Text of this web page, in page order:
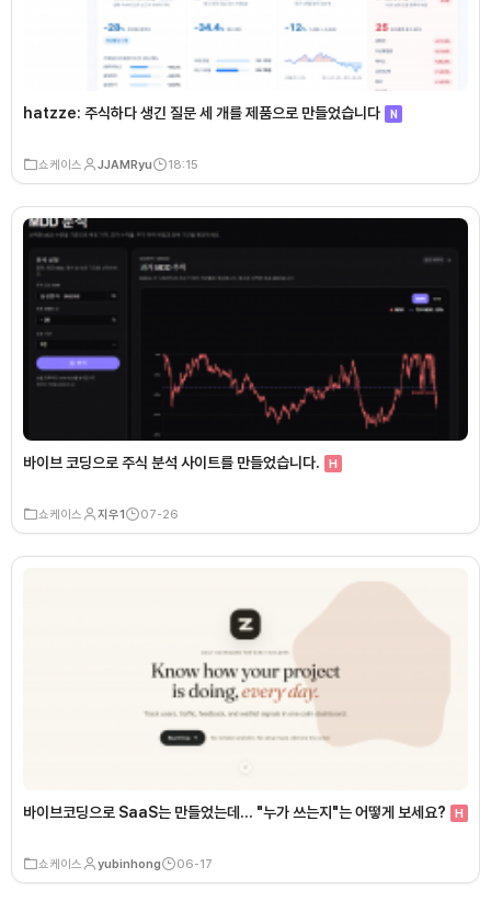
hatzze: 주식하다 생긴 질문 세 개를 제품으로 만들었습니다 N
쇼케이스 JJAMRyu 18:15
바이브 코딩으로 주식 분석 사이트를 만들었습니다. H
쇼케이스 지우1 07-26
바이브코딩으로 SaaS는 만들었는데… "누가 쓰는지"는 어떻게 보세요? H
쇼케이스 yubinhong 06-17